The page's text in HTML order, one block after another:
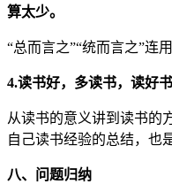
算太少。
“总而言之”“统而言之”连
4.读书好，多读书，读好书
从读书的意义讲到读书的
自己读书经验的总结，也
八、问题归纳